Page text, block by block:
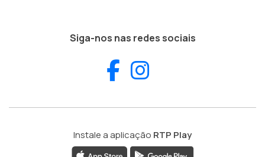
Siga-nos nas redes sociais
Facebook
Instale a aplicação RTP Play